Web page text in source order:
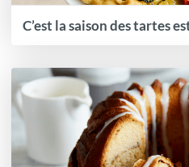
C’est la saison des tartes